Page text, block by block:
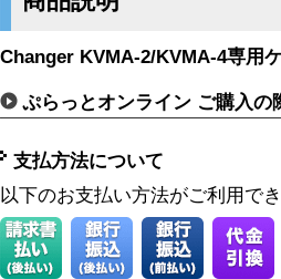
Changer KVMA-2/KVMA-4専用
ぷらっとオンライン ご購入の
支払方法について
以下のお支払い方法がご利用で